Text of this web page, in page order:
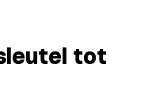
tot